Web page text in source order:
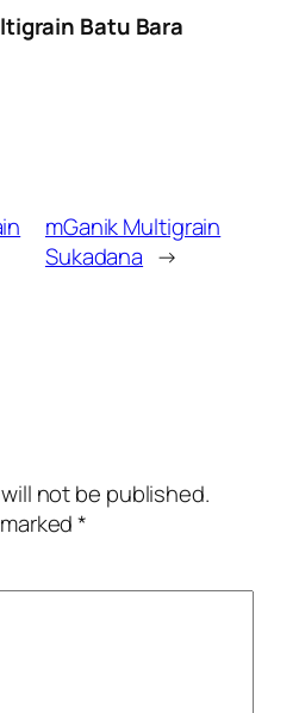
Batu Bara
mGanik Multigrain
Sukadana →
not be published.
*